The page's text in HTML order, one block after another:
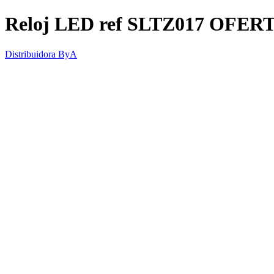
Reloj LED ref SLTZ017
Distribuidora ByA